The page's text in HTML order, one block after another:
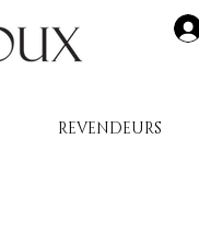
REVENDEURS